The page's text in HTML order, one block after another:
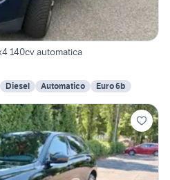
140cv automatica
Diesel Automatico Euro 6b